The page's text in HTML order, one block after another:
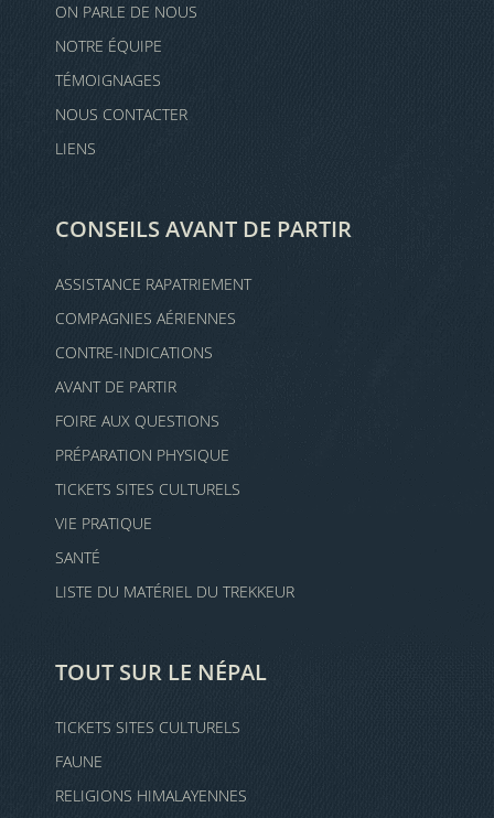
ON PARLE DE NOUS
NOTRE ÉQUIPE
TÉMOIGNAGES
NOUS CONTACTER
LIENS
CONSEILS AVANT DE PARTIR
ASSISTANCE RAPATRIEMENT
COMPAGNIES AÉRIENNES
CONTRE-INDICATIONS
AVANT DE PARTIR
FOIRE AUX QUESTIONS
PRÉPARATION PHYSIQUE
TICKETS SITES CULTURELS
VIE PRATIQUE
SANTÉ
LISTE DU MATÉRIEL DU TREKKEUR
TOUT SUR LE NÉPAL
TICKETS SITES CULTURELS
FAUNE
RELIGIONS HIMALAYENNES